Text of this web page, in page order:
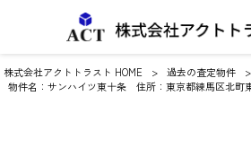
株式会社アクトトラスト HOME > 過去の査定物件
>
物件名：サンハイツ東十条 住所：東京都練馬区北町